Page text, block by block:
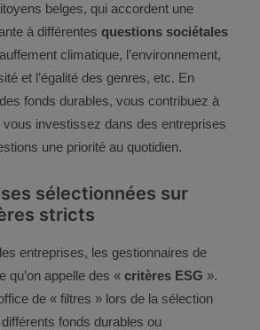
belges, qui accordent une
à différentes questions sociétales
climatique, l’environnement,
et l’égalité des genres, etc. En
fonds durables, vous contribuez à
vous investissez dans des entreprises
une priorité au quotidien.
sélectionnées sur
stricts
entreprises, les gestionnaires de
qu’on appelle des « critères ESG ».
de « filtres » lors de la sélection
fonds durables ou